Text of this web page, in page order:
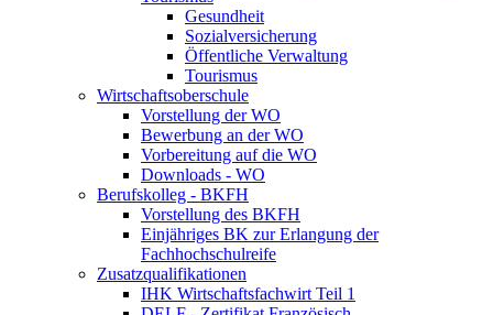
Gesundheit
Sozialversicherung
Öffentliche Verwaltung
Tourismus
Wirtschaftsoberschule
Vorstellung der WO
Bewerbung an der WO
Vorbereitung auf die WO
Downloads - WO
Berufskolleg - BKFH
Vorstellung des BKFH
Einjähriges BK zur Erlangung der
Fachhochschulreife
Zusatzqualifikationen
IHK Wirtschaftsfachwirt Teil 1